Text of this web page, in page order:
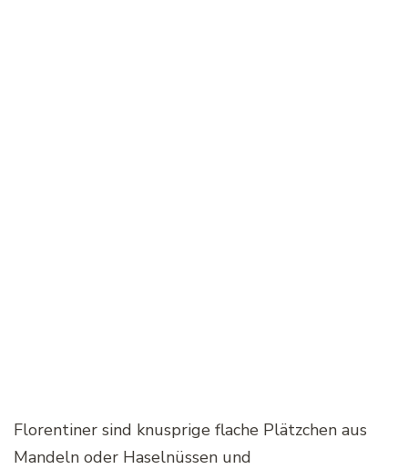
Florentiner sind knusprige flache Plätzchen aus
Mandeln oder Haselnüssen und